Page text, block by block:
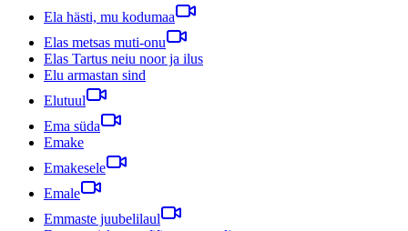
Ela hästi, mu kodumaa
Elas metsas muti-onu
Elas Tartus neiu noor ja ilus
Elu armastan sind
Elutuul
Ema süda
Emake
Emakesele
Emale
Emmaste juubelilaul